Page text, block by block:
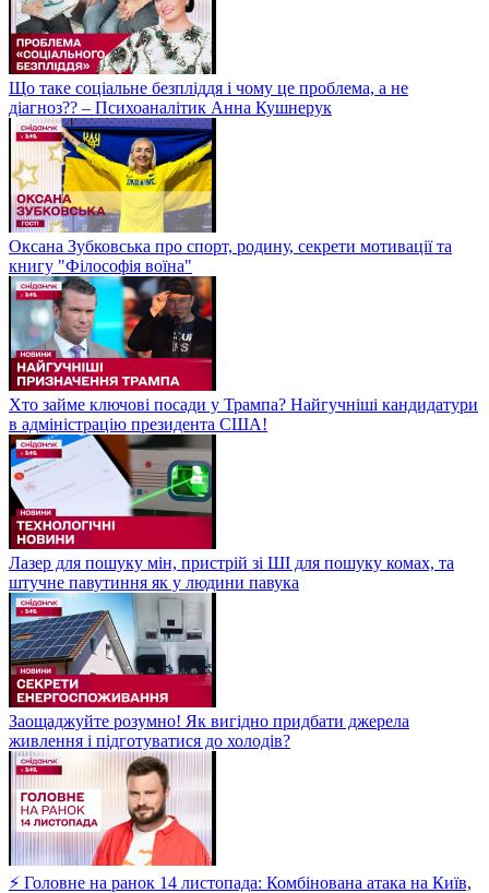
Що таке соціальне безпліддя і чому це проблема, а не
діагноз?? – Психоаналітик Анна Кушнерук
Оксана Зубковська про спорт, родину, секрети мотивації та
книгу "Філософія воїна"
Хто займе ключові посади у Трампа? Найгучніші кандидатури
в адміністрацію президента США!
Лазер для пошуку мін, пристрій зі ШІ для пошуку комах, та
штучне павутиння як у людини павука
Заощаджуйте розумно! Як вигідно придбати джерела
живлення і підготуватися до холодів?
⚡ Головне на ранок 14 листопада: Комбінована атака на Київ,